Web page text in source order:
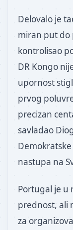
Delovalo je
miran put do
kontrolisao
DR Kongo
upornost
prvog
precizan
savladao
nastupa na
Portugal je u
prednost, ali
za